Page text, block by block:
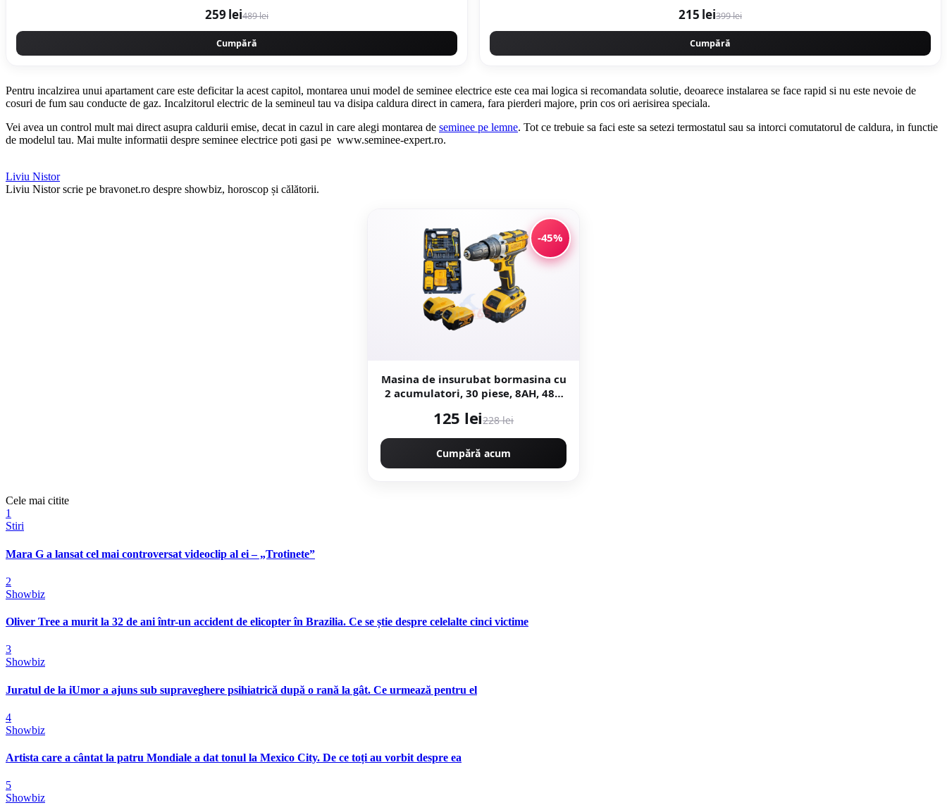
259 lei489 lei
Cumpără
215 lei399 lei
Cumpără
Pentru incalzirea unui apartament care este deficitar la acest capitol, montarea unui model de seminee electrice este cea mai logica si recomandata solutie, deoarece instalarea se face rapid si nu este nevoie de
cosuri de fum sau conducte de gaz. Incalzitorul electric de la semineul tau va disipa caldura direct in camera, fara pierderi majore, prin cos ori aerisirea speciala.
Vei avea un control mult mai direct asupra caldurii emise, decat in cazul in care alegi montarea de seminee pe lemne. Tot ce trebuie sa faci este sa setezi termostatul sau sa intorci comutatorul de caldura, in functie
de modelul tau. Mai multe informatii despre seminee electrice poti gasi pe www.seminee-expert.ro.
Liviu Nistor
Liviu Nistor scrie pe bravonet.ro despre showbiz, horoscop și călătorii.
-45%
Masina de insurubat bormasina cu
2 acumulatori, 30 piese, 8AH, 48v,
125 lei228 lei
Cumpără acum
Cele mai citite
1
Stiri
Mara G a lansat cel mai controversat videoclip al ei – „Trotinete”
2
Showbiz
Oliver Tree a murit la 32 de ani într-un accident de elicopter în Brazilia. Ce se știe despre celelalte cinci victime
3
Showbiz
Juratul de la iUmor a ajuns sub supraveghere psihiatrică după o rană la gât. Ce urmează pentru el
4
Showbiz
Artista care a cântat la patru Mondiale a dat tonul la Mexico City. De ce toți au vorbit despre ea
5
Showbiz